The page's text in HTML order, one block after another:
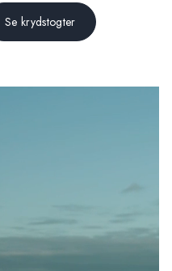
Se krydstogter